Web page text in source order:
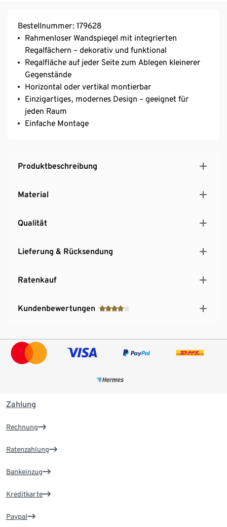
Bestellnummer: 179628
Rahmenloser Wandspiegel mit integrierten
Regalfächern – dekorativ und funktional
Regalfläche auf jeder Seite zum Ablegen kleinerer
Gegenstände
Horizontal oder vertikal montierbar
Einzigartiges, modernes Design – geeignet für
jeden Raum
Einfache Montage
Produktbeschreibung
Material
Qualität
Lieferung & Rücksendung
Ratenkauf
Kundenbewertungen
Zahlung
Rechnung
Ratenzahlung
Bankeinzug
Kreditkarte
Paypal